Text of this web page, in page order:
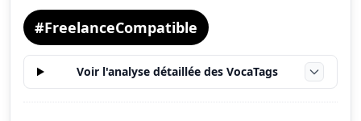
#FreelanceCompatible
Voir l'analyse détaillée des VocaTags